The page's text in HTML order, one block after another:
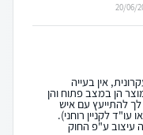
20/06/
אין בעייה
הן במצב פתוח והן
להתייעץ עם איש
עו"ד לקניין רוחני).
עיצוב ע"פ החוק